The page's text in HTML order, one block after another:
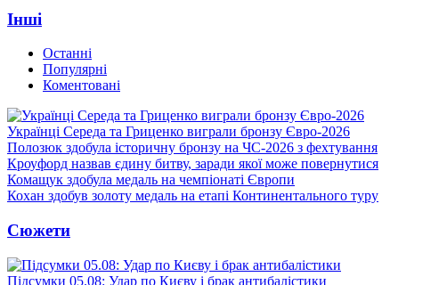
Інші
Останні
Популярні
Коментовані
Українці Середа та Гриценко виграли бронзу Євро-2026
Полозюк здобула історичну бронзу на ЧС-2026 з фехтування
Кроуфорд назвав єдину битву, заради якої може повернутися
Комащук здобула медаль на чемпіонаті Європи
Кохан здобув золоту медаль на етапі Континентального туру
Сюжети
Підсумки 05.08: Удар по Києву і брак антибалістики